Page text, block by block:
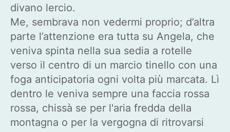
divano lercio.
Me, sembrava non vedermi proprio; d’altra
parte l’attenzione era tutta su Angela, che
veniva spinta nella sua sedia a rotelle
verso il centro di un marcio tinello con una
foga anticipatoria ogni volta più marcata. Lì
dentro le veniva sempre una faccia rossa
rossa, chissà se per l'aria fredda della
montagna o per la vergogna di ritrovarsi